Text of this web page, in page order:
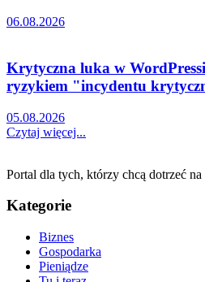
06.08.2026
Krytyczna luka w
ryzykiem "incydentu
05.08.2026
Czytaj więcej...
Portal dla tych, którzy chcą dotrzeć na
Kategorie
Biznes
Gospodarka
Pieniądze